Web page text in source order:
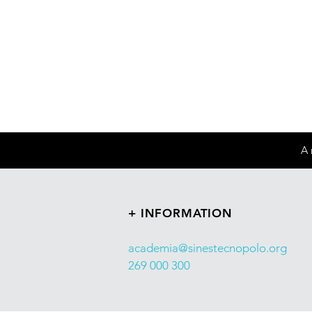
A
+ INFORMATION
academia@sinestecnopolo.org
269 000 300